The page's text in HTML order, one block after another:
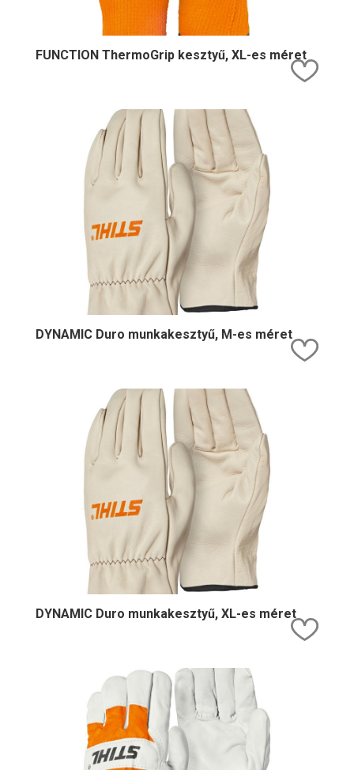
FUNCTION ThermoGrip kesztyű, XL-es méret
DYNAMIC Duro munkakesztyű, M-es méret
DYNAMIC Duro munkakesztyű, XL-es méret